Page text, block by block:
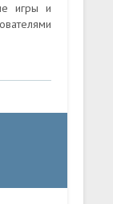
игры и